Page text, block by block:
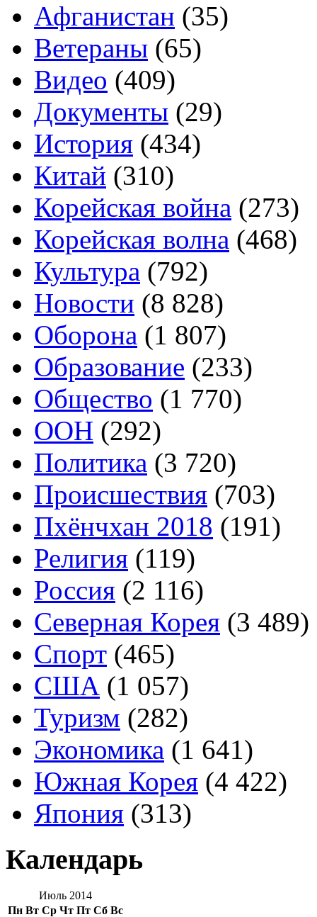
Афганистан (35)
Ветераны (65)
Видео (409)
Документы (29)
История (434)
Китай (310)
Корейская война (273)
Корейская волна (468)
Культура (792)
Новости (8 828)
Оборона (1 807)
Образование (233)
Общество (1 770)
ООН (292)
Политика (3 720)
Происшествия (703)
Пхёнчхан 2018 (191)
Религия (119)
Россия (2 116)
Северная Корея (3 489)
Спорт (465)
США (1 057)
Туризм (282)
Экономика (1 641)
Южная Корея (4 422)
Япония (313)
Календарь
Июль 2014
Пн Вт Ср Чт Пт Сб Вс